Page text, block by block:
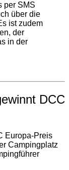
per SMS
über die
ist zudem
der
in der
DCC
Europa-Preis
Campingplatz